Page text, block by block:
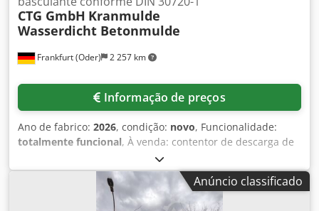
Frankfurt (Oder) 2 257 km
CTG GmbH Kranmulde
Wasserdicht Betonmulde
Informação de preços
Ano de fabrico: 2026, condição: novo, Funcionalidade:
totalmente funcional, À venda: contentor de descarga de
5,5 a 12 m³, caçamba para guindaste, à prova d'água,
caçamba para betão. Descrição do produto: À venda, um
contentor de descarga de 5,5 a 12 m³, caçamba para
guindaste, à prova d'água, caçamba para betão, fabricado
Anúncio classificado